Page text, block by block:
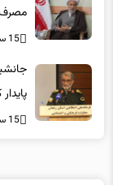
مصرف
15 ساعت پیش
15 ساعت پیش